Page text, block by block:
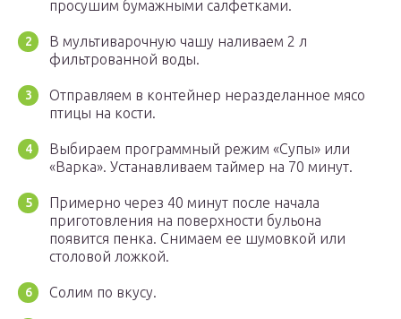
просушим бумажными салфетками.
В мультиварочную чашу наливаем 2 л
фильтрованной воды.
Отправляем в контейнер неразделанное мясо
птицы на кости.
Выбираем программный режим «Супы» или
«Варка». Устанавливаем таймер на 70 минут.
Примерно через 40 минут после начала
приготовления на поверхности бульона
появится пенка. Снимаем ее шумовкой или
столовой ложкой.
Солим по вкусу.